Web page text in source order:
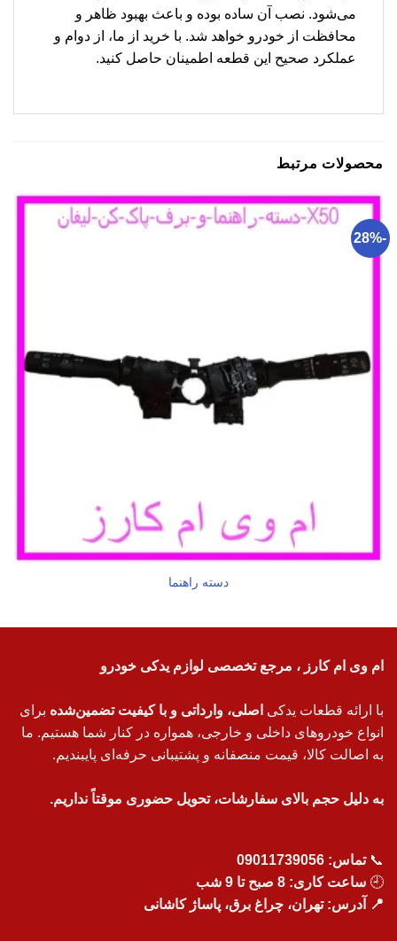
می‌شود. نصب آن ساده بوده و باعث بهبود ظاهر و
محافظت از خودرو خواهد شد. با خرید از ما، از دوام و
عملکرد صحیح این قطعه اطمینان حاصل کنید.
محصولات مرتبط
-28%
دسته راهنما
ام وی ام کارز ، مرجع تخصصی لوازم یدکی خودرو
با ارائه قطعات یدکی اصلی، وارداتی و با کیفیت تضمین‌شده برای
انواع خودروهای داخلی و خارجی، همواره در کنار شما هستیم. ما
به اصالت کالا، قیمت منصفانه و پشتیبانی حرفه‌ای پایبندیم.
به دلیل حجم بالای سفارشات، تحویل حضوری موقتاً نداریم.
📞تماس: 09011739056
🕘 ساعت کاری: 8 صبح تا 9 شب
📍 آدرس: تهران، چراغ برق، پاساژ کاشانی